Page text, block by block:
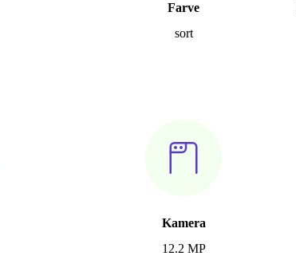
Farve
sort
Kamera
12.2 MP